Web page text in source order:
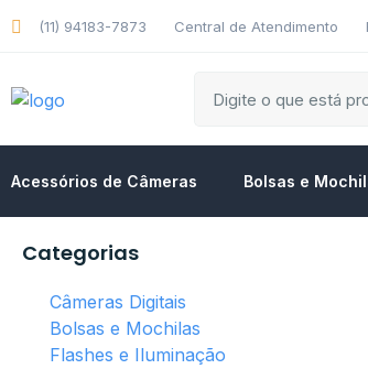
(11) 94183-7873 Central de Atendimento
Acessórios de Câmeras Bolsas e
Categorias
Câmeras Digitais
Bolsas e Mochilas
Flashes e Iluminação